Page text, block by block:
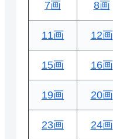
7画 8画
11画 12画
15画 16画
19画 20画
23画 24画